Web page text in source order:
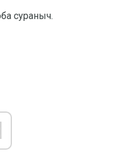
сураныч.